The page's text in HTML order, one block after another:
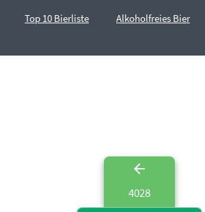
Top 10 Bierliste Alkoholfreies Bier
4028